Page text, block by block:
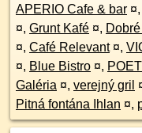
APERIO Cafe & bar ¤,
¤, Grunt Kafé ¤,
¤, Café Relevant ¤,
¤, Blue Bistro ¤,
Galéria ¤, verejný gril
Pitná fontána Ihlan ¤,